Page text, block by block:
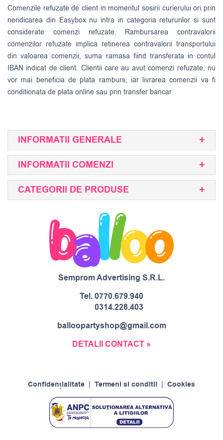
Comenzile refuzate de client in momentul sosirii curierului ori prin
neridicarea din Easybox nu intra in categoria retururilor si sunt
considerate comenzi refuzate. Rambursarea contravalorii
comenzilor refuzate implica retinerea contravalorii transportului
din valoarea comenzii, suma ramasa fiind transferata in contul
IBAN indicat de client. Clientii care au avut comenzi refuzate, nu
vor mai beneficia de plata ramburs, iar livrarea comenzii va fi
conditionata de plata online sau prin transfer bancar.
INFORMATII GENERALE
INFORMATII COMENZI
CATEGORII DE PRODUSE
Semprom Advertising S.R.L.
Tel.0770.679.940
0314.228.403
balloopartyshop@gmail.com
DETALII CONTACT »
Confidențialitate Termeni si conditii Cookies